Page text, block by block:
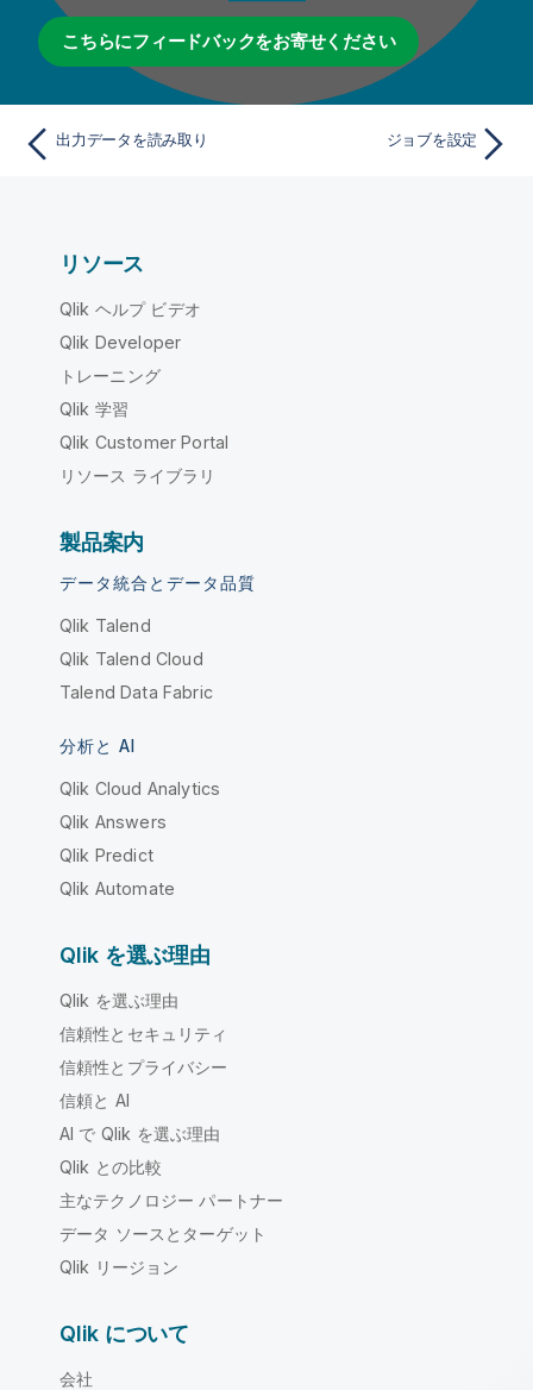
こちらにフィードバックをお寄せください
出力データを読み取り ジョブを設定
リソース
Qlik ヘルプ ビデオ
Qlik Developer
トレーニング
Qlik 学習
Qlik Customer Portal
リソース ライブラリ
製品案内
データ統合とデータ品質
Qlik Talend
Qlik Talend Cloud
Talend Data Fabric
分析と AI
Qlik Cloud Analytics
Qlik Answers
Qlik Predict
Qlik Automate
Qlik を選ぶ理由
Qlik を選ぶ理由
信頼性とセキュリティ
信頼性とプライバシー
信頼と AI
AI で Qlik を選ぶ理由
Qlik との比較
主なテクノロジー パートナー
データ ソースとターゲット
Qlik リージョン
Qlik について
会社